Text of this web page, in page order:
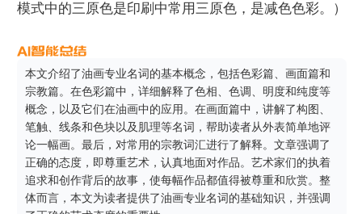
模式中的三原色是印刷中常用三原色，是减色色彩。）
本文介绍了油画专业名词的基本概念，包括色彩篇、画面篇和
宗教篇。在色彩篇中，详细解释了色相、色调、明度和纯度等
概念，以及它们在油画中的应用。在画面篇中，讲解了构图、
笔触、线条和色块以及肌理等名词，帮助读者从外表简单地评
论一幅画。最后，对常用的宗教词汇进行了解释。文章强调了
正确的态度，即尊重艺术，认真地面对作品。艺术家们的执着
追求和创作背后的故事，使每幅作品都值得被尊重和欣赏。整
体而言，本文为读者提供了油画专业名词的基础知识，并强调